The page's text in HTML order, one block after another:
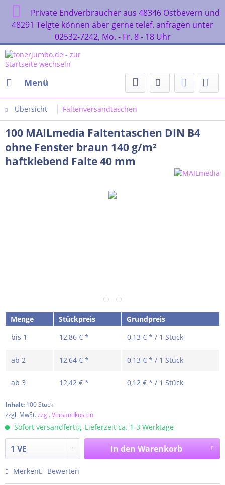
Private Endverbraucher aus 48346 Ostbevern und
48291 Telgte können aber gerne telef. anfragen unter
02532-7242, Mo. - Fr. 8 - 18 Uhr
Menü
Übersicht Faltenversandtaschen
100 MAILmedia Faltentaschen DIN B4
ohne Fenster braun 140 g/m²
haftklebend Falte 40 mm
Menge Stückpreis
Grundpreis
bis 1 12,86 € * 0,13 € * / 1 Stück
ab 2 12,64 € * 0,13 € * / 1 Stück
ab 3 12,42 € * 0,12 € * / 1 Stück
Inhalt: 100 Stück
zzgl. MwSt.zzgl. Versandkosten
Sofort versandfertig, Lieferzeit ca. 1-3 Werktage
In den Warenkorb
Merken Bewerten